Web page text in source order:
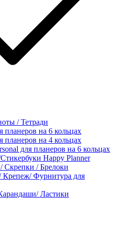
/ Тетради
на 6 кольцах
на 4 кольцах
для планеров на 6 кольцах
Happy Planner
Скрепки / Брелоки
Фурнитура для
Ластики